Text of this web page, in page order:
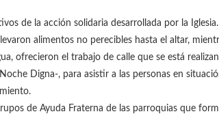
de la acción solidaria desarrollada por la Iglesia.
alimentos no perecibles hasta el altar,
ofrecieron el trabajo de calle que se está
Digna-, para asistir a las personas en
de Ayuda Fraterna de las parroquias que